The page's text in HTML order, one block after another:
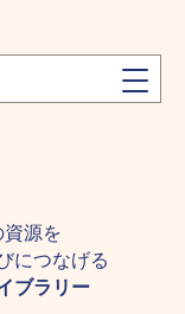
取り扱
源を
につなげる​
ブラリー